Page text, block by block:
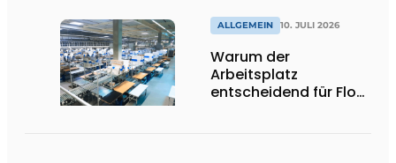
unterstützen
ALLGEMEIN 10. JULI 2026
Warum der
Arbeitsplatz
entscheidend für Flow,